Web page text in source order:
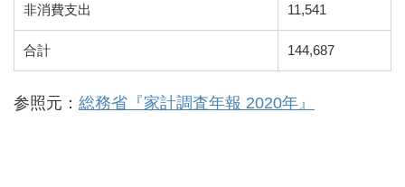
非消費支出 11,541
合計 144,687
参照元： 総務省『家計調査年報 2020年』